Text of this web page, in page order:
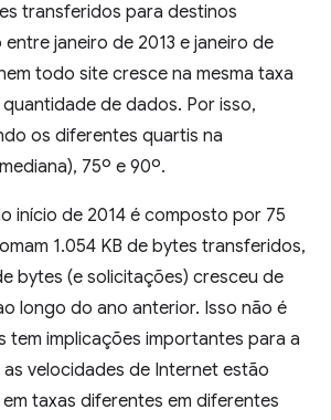
transferidos para destinos
janeiro de 2013 e janeiro de
todo site cresce na mesma taxa
de dados. Por isso,
os diferentes quartis na
75º e 90º.
início de 2014 é composto por 75
1.054 KB de bytes transferidos,
bytes (e solicitações) cresceu de
longo do ano anterior. Isso não é
tem implicações importantes para a
velocidades de Internet estão
taxas diferentes em diferentes